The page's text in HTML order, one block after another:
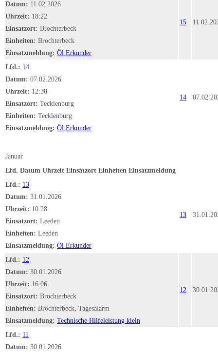
Datum: 11.02.2026
Uhrzeit: 18:22
Einsatzort: Brochterbeck
Einheiten: Brochterbeck
Einsatzmeldung: Öl Erkunder
15
Lfd.: 14
Datum: 07.02.2026
Uhrzeit: 12:38
Einsatzort: Tecklenburg
Einheiten: Tecklenburg
Einsatzmeldung: Öl Erkunder
14
Januar
Lfd. Datum Uhrzeit Einsatzort Einheiten Einsatzmeldung
Lfd.: 13
Datum: 31.01.2026
Uhrzeit: 10:28
Einsatzort: Leeden
Einheiten: Leeden
Einsatzmeldung: Öl Erkunder
13
Lfd.: 12
Datum: 30.01.2026
Uhrzeit: 16:06
Einsatzort: Brochterbeck
Einheiten: Brochterbeck, Tagesalarm
Einsatzmeldung: Technische Hilfeleistung klein
12
Lfd.: 11
Datum: 30.01.2026